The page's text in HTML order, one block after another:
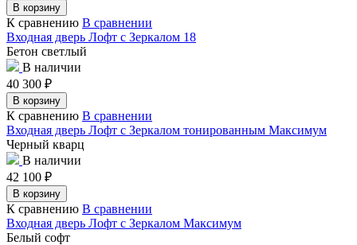
В корзину
К сравнению В сравнении
Входная дверь Лофт с Зеркалом 18
Бетон светлый
В наличии
40 300 ₽
В корзину
К сравнению В сравнении
Входная дверь Лофт с Зеркалом тонированным Максимум
Черный кварц
В наличии
42 100 ₽
В корзину
К сравнению В сравнении
Входная дверь Лофт с Зеркалом Максимум
Белый софт